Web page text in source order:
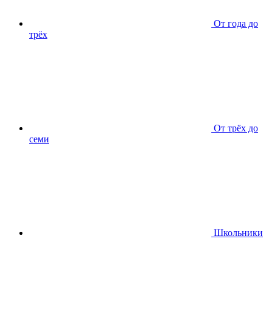
От года до
трёх
От трёх до
семи
Школьники